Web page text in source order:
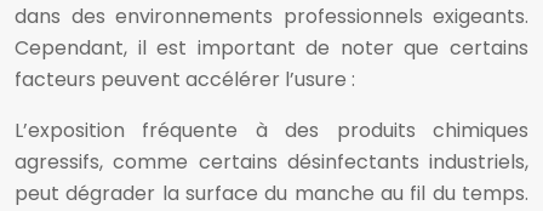
dans des environnements professionnels exigeants.
Cependant, il est important de noter que certains
facteurs peuvent accélérer l’usure :
L’exposition fréquente à des produits chimiques
agressifs, comme certains désinfectants industriels,
peut dégrader la surface du manche au fil du temps.